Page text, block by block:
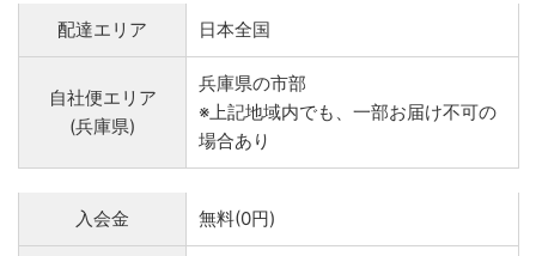
配達エリア 日本全国
自社便エリア
(兵庫県)
兵庫県の市部
※上記地域内でも、一部お届け不可の
場合あり
入会金 無料(0円)